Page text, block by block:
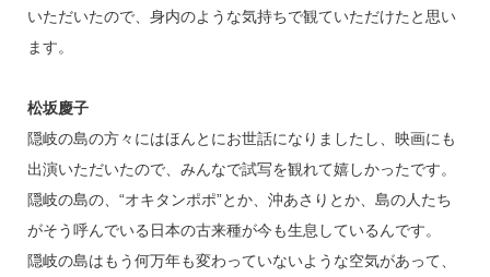
いただいたので、身内のような気持ちで観ていただけたと思い
ます。
松坂慶子
隠岐の島の方々にはほんとにお世話になりましたし、映画にも
出演いただいたので、みんなで試写を観れて嬉しかったです。
隠岐の島の、“オキタンポポ”とか、沖あさりとか、島の人たち
がそう呼んでいる日本の古来種が今も生息しているんです。
隠岐の島はもう何万年も変わっていないような空気があって、